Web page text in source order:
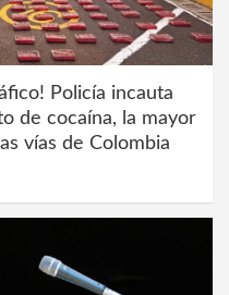
Policía incauta
de cocaína, la mayor
vías de Colombia